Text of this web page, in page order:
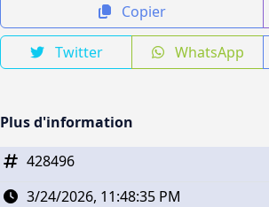
Copier
Twitter WhatsApp
Plus d'information
428496
3/24/2026, 11:48:35 PM